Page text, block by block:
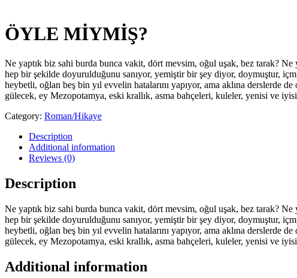
ÖYLE MİYMİŞ?
Ne yaptık biz sahi burda bunca vakit, dört mevsim, oğul uşak, bez tarak?
hep bir şekilde doyurulduğunu sanıyor, yemiştir bir şey diyor, doymuştur,
heybetli, oğlan beş bin yıl evvelin hatalarını yapıyor, ama aklına derslerde
gülecek, ey Mezopotamya, eski krallık, asma bahçeleri, kuleler, yenisi ve
Category: Roman/Hikaye
Description
Additional information
Reviews (0)
Description
Ne yaptık biz sahi burda bunca vakit, dört mevsim, oğul uşak, bez tarak?
hep bir şekilde doyurulduğunu sanıyor, yemiştir bir şey diyor, doymuştur,
heybetli, oğlan beş bin yıl evvelin hatalarını yapıyor, ama aklına derslerde
gülecek, ey Mezopotamya, eski krallık, asma bahçeleri, kuleler, yenisi ve
Additional information